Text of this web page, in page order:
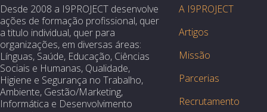
Desde 2008 a I9PROJECT desenvolve
ações de formação profissional, quer
a titulo individual, quer para
organizações, em diversas áreas:
Línguas, Saúde, Educação, Ciências
Sociais e Humanas, Qualidade,
Higiene e Segurança no Trabalho,
Ambiente, Gestão/Marketing,
Informática e Desenvolvimento
A I9PROJECT
Artigos
Missão
Parcerias
Recrutamento